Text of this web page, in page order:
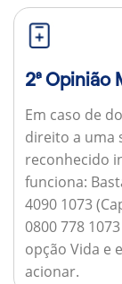
2ª Opinião
Em caso de
direito a uma
reconhecido
funciona:
4090 1073
0800 778
opção Vida e
acionar.